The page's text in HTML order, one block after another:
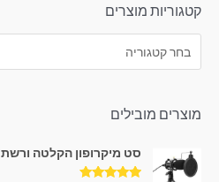
קטגוריות מוצרים
מוצרים מובילים
סט מיקרופון הקלטה ורשת MY MIC